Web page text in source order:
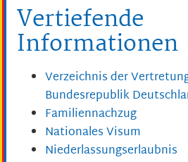
Vertiefende
Informationen
Verzeichnis der
Bundesrepublik
Familiennachzug
Nationales Visum
Niederlassungserlaubnis